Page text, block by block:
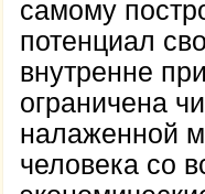
самому
потенциал
внутренне
ограничена
налаженной
человека со